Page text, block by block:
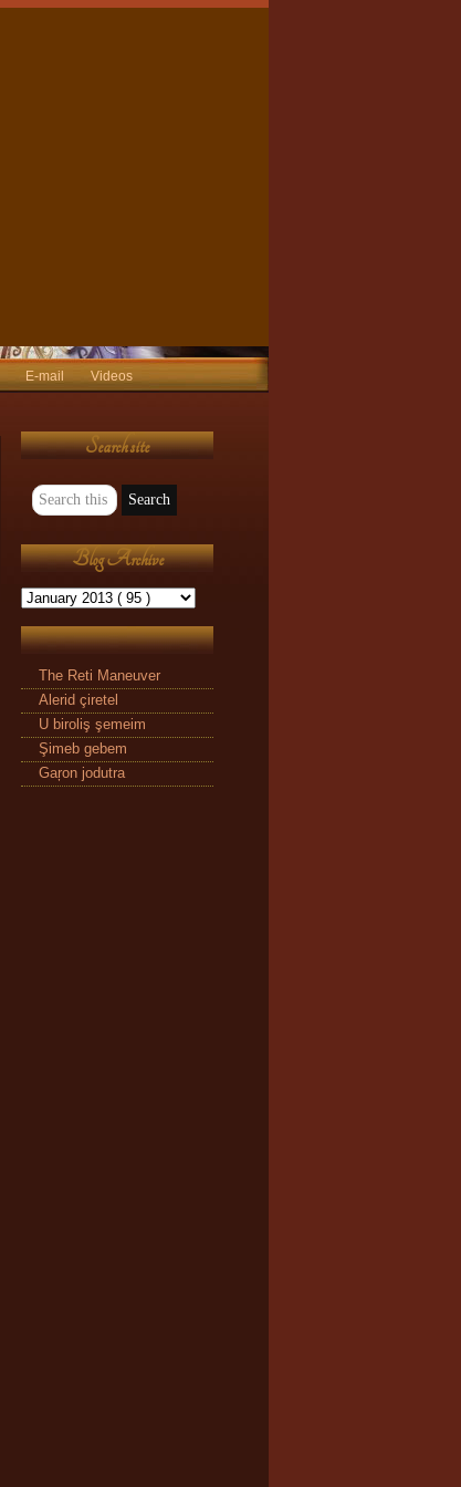
E-mail
Videos
Search site
Blog Archive
The Reti Maneuver
Alerid çiretel
U biroliş şemeim
Şimeb gebem
Gaŗon jodutra